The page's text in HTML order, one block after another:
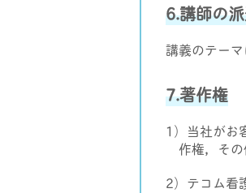
6.講師の
講義のテー
7.著作権
1）当社がお
作権，そ
2）テコム看